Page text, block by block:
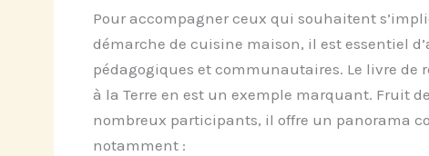
Pour accompagner ceux qui souhaitent
démarche de cuisine maison, il est essentiel
pédagogiques et communautaires. Le livre de
à la Terre en est un exemple marquant. Fruit
nombreux participants, il offre un panorama
notamment :